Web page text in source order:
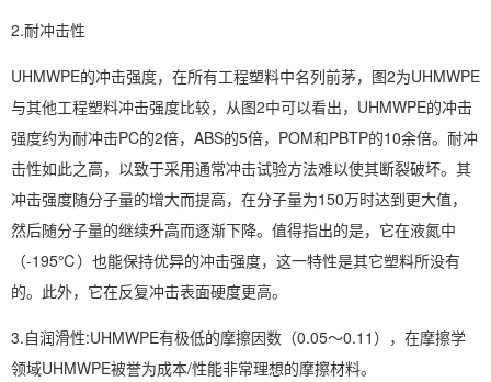
2.耐冲击性
UHMWPE的冲击强度，在所有工程塑料中名列前茅，图2为UHMWPE
与其他工程塑料冲击强度比较，从图2中可以看出，UHMWPE的冲击
强度约为耐冲击PC的2倍，ABS的5倍，POM和PBTP的10余倍。耐冲
击性如此之高，以致于采用通常冲击试验方法难以使其断裂破坏。其
冲击强度随分子量的增大而提高，在分子量为150万时达到更大值，
然后随分子量的继续升高而逐渐下降。值得指出的是，它在液氮中
（-195℃）也能保持优异的冲击强度，这一特性是其它塑料所没有
的。此外，它在反复冲击表面硬度更高。
3.自润滑性:UHMWPE有极低的摩擦因数（0.05～0.11），在摩擦学
领域UHMWPE被誉为成本/性能非常理想的摩擦材料。